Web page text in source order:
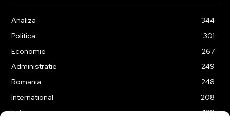
Analiza
344
Politica
301
Economie
267
Administratie
249
Romania
248
International
208
Externe
188